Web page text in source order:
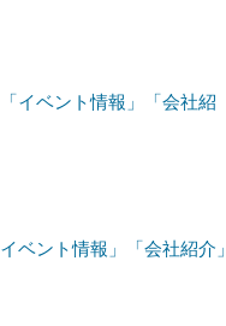
イベント情報」「会社紹
ベント情報」「会社紹介」